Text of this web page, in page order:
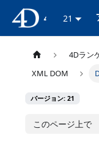
21
4Dラン
XML DOM
バージョン: 21
このページ上で